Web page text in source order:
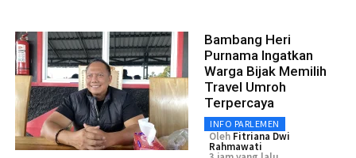
Bambang Heri
Purnama Ingatkan
Warga Bijak Memilih
Travel Umroh
Terpercaya
INFO PARLEMEN
Oleh Fitriana Dwi
Rahmawati